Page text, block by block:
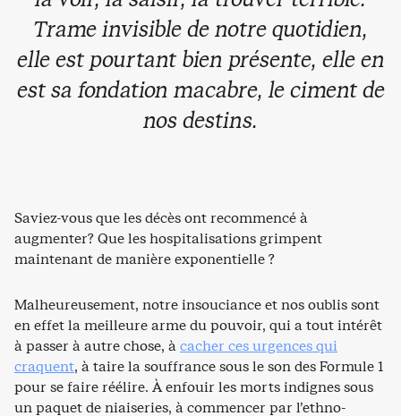
Trame invisible de notre quotidien,
elle est pourtant bien présente, elle en
est sa fondation macabre, le ciment de
nos destins.
Saviez-vous que les décès ont recommencé à
augmenter? Que les hospitalisations grimpent
maintenant de manière exponentielle ?
Malheureusement, notre insouciance et nos oublis sont
en effet la meilleure arme du pouvoir, qui a tout intérêt
à passer à autre chose, àcacher ces urgences qui
craquent, à taire la souffrance sous le son des Formule 1
pour se faire réélire. À enfouir les morts indignes sous
un paquet de niaiseries, à commencer par l’ethno-